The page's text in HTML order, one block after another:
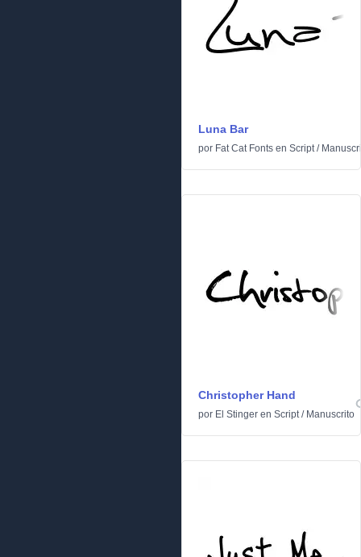
Luna Bar
por Fat Cat Fonts en Script/
Christopher Hand
por El Stinger en Script/ Manuscrito